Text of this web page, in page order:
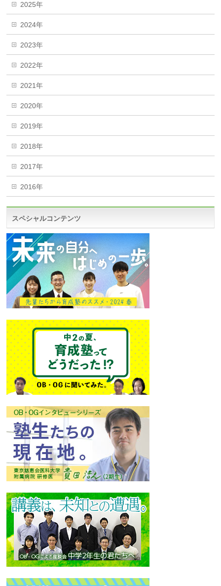
2025年
2024年
2023年
2022年
2021年
2020年
2019年
2018年
2017年
2016年
スペシャルコンテンツ